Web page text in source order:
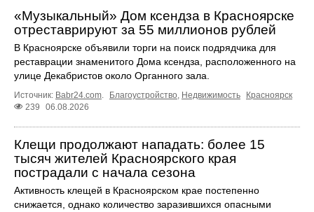
«Музыкальный» Дом ксендза в Красноярске
отреставрируют за 55 миллионов рублей
В Красноярске объявили торги на поиск подрядчика для
реставрации знаменитого Дома ксендза, расположенного на
улице Декабристов около Органного зала.
Источник: Babr24.com. Благоустройство, Недвижимость
Красноярск
239
06.08.2026
Клещи продолжают нападать: более 15
тысяч жителей Красноярского края
пострадали с начала сезона
Активность клещей в Красноярском крае постепенно
снижается, однако количество заразившихся опасными